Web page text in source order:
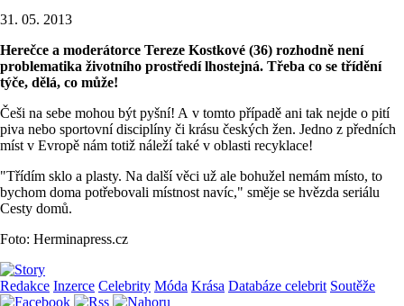
31. 05. 2013
Herečce a moderátorce Tereze Kostkové (36) rozhodně není
problematika životního prostředí lhostejná. Třeba co se třídění
týče, dělá, co může!
Češi na sebe mohou být pyšní! A v tomto případě ani tak nejde o pití
piva nebo sportovní disciplíny či krásu českých žen. Jedno z předních
míst v Evropě nám totiž náleží také v oblasti recyklace!
"Třídím sklo a plasty. Na další věci už ale bohužel nemám místo, to
bychom doma potřebovali místnost navíc," směje se hvězda seriálu
Cesty domů.
Foto: Herminapress.cz
Redakce Inzerce Celebrity Móda Krása Databáze celebrit Soutěže